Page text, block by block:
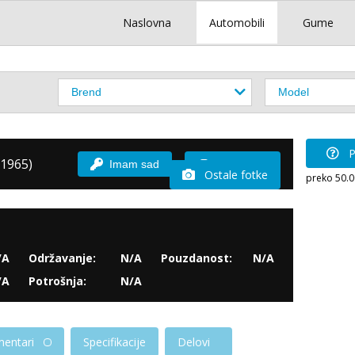
Naslovna Automobili Gume
Imam sad
Ostale fotke
Održavanje:
N/A
Potrošnja:
N/A
Pouzdanost: N/A
Specifikacije Delovi
preko